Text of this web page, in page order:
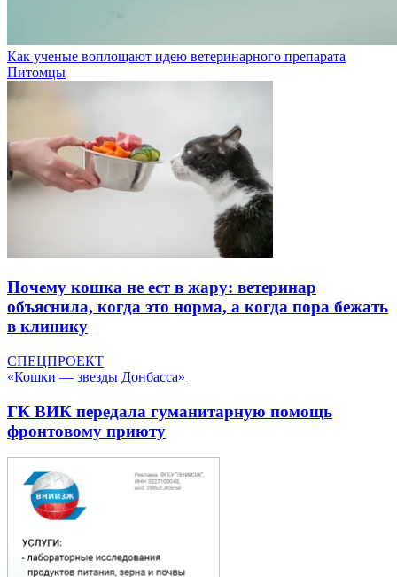
Как ученые воплощают идею ветеринарного препарата
Питомцы
Почему кошка не ест в жару: ветеринар
объяснила, когда это норма, а когда пора бежать
в клинику
СПЕЦПРОЕКТ
«Кошки — звезды Донбасса»
ГК ВИК передала гуманитарную помощь
фронтовому приюту